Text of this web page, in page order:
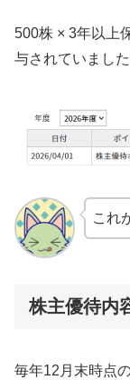
500株 × 3年以上
与されていました
これ
株主優待内
毎年12月末時点